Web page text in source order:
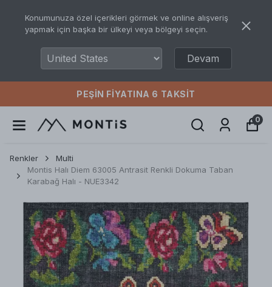
Konumunuza özel içerikleri görmek ve online alışveriş
yapmak için başka bir ülkeyi veya bölgeyi seçin.
Devam
PEŞIN FIYATINA 6 TAKSIT
0
Renkler
Multi
Montis Halı Diem 63005 Antrasit Renkli Dokuma Taban
Karabağ Halı - NUE3342